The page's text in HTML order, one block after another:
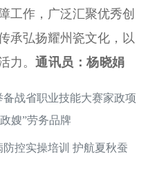
工作，广泛汇聚优秀创
承弘扬耀州瓷文化，以
力。 通讯员：杨晓娟
战省职业技能大赛家政项
嫂”劳务品牌
控实操培训 护航夏秋蚕